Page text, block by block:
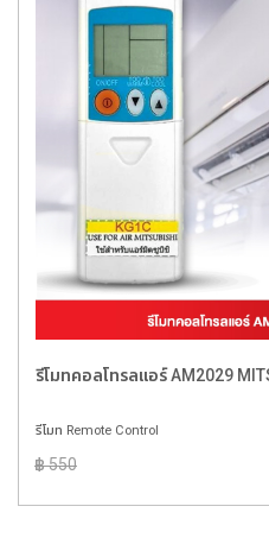
รีโมทคอลโทรลแอร์ AM2029
รีโมท Remote Control
฿ 550